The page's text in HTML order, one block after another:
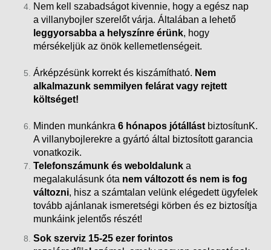
Nem kell szabadságot kivennie, hogy a egész nap
a villanybojler szerelőt várja. Általában a lehető
leggyorsabba a helyszínre érünk, hogy
mérsékeljük az önök kellemetlenségeit.
Árképzésünk korrekt és kiszámítható. Nem
alkalmazunk semmilyen felárat vagy rejtett
költséget!
Minden munkánkra 6 hónapos jótállást biztosítunK.
A villanybojlerekre a gyártó által biztosított garancia
vonatkozik.
Telefonszámunk és weboldalunk a
megalakulásunk óta nem változott és nem is fog
változni, hisz a számtalan velünk elégedett ügyfelek
tovább ajánlanak ismeretségi körben és ez biztosítja
munkáink jelentős részét!
Sok szerviz 15-25 ezer forintos